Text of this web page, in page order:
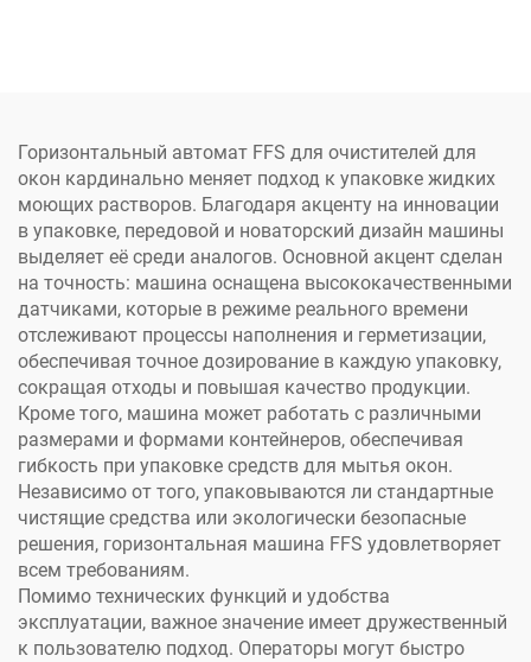
капсул Nespresso
Горизонтальный автомат FFS для очистителей для
окон кардинально меняет подход к упаковке жидких
моющих растворов. Благодаря акценту на инновации
в упаковке, передовой и новаторский дизайн машины
выделяет её среди аналогов. Основной акцент сделан
на точность: машина оснащена высококачественными
датчиками, которые в режиме реального времени
отслеживают процессы наполнения и герметизации,
обеспечивая точное дозирование в каждую упаковку,
сокращая отходы и повышая качество продукции.
Кроме того, машина может работать с различными
размерами и формами контейнеров, обеспечивая
гибкость при упаковке средств для мытья окон.
Независимо от того, упаковываются ли стандартные
чистящие средства или экологически безопасные
решения, горизонтальная машина FFS удовлетворяет
всем требованиям.
Помимо технических функций и удобства
эксплуатации, важное значение имеет дружественный
к пользователю подход. Операторы могут быстро